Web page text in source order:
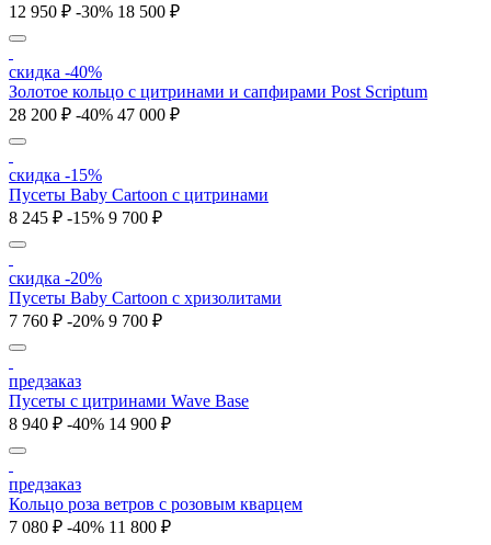
12 950 ₽ -30% 18 500 ₽
скидка -40%
Золотое кольцо с цитринами и сапфирами Post Scriptum
28 200 ₽ -40% 47 000 ₽
скидка -15%
Пусеты Baby Cartoon с цитринами
8 245 ₽ -15% 9 700 ₽
скидка -20%
Пусеты Baby Cartoon с хризолитами
7 760 ₽ -20% 9 700 ₽
предзаказ
Пусеты с цитринами Wave Base
8 940 ₽ -40% 14 900 ₽
предзаказ
Кольцо роза ветров с розовым кварцем
7 080 ₽ -40% 11 800 ₽